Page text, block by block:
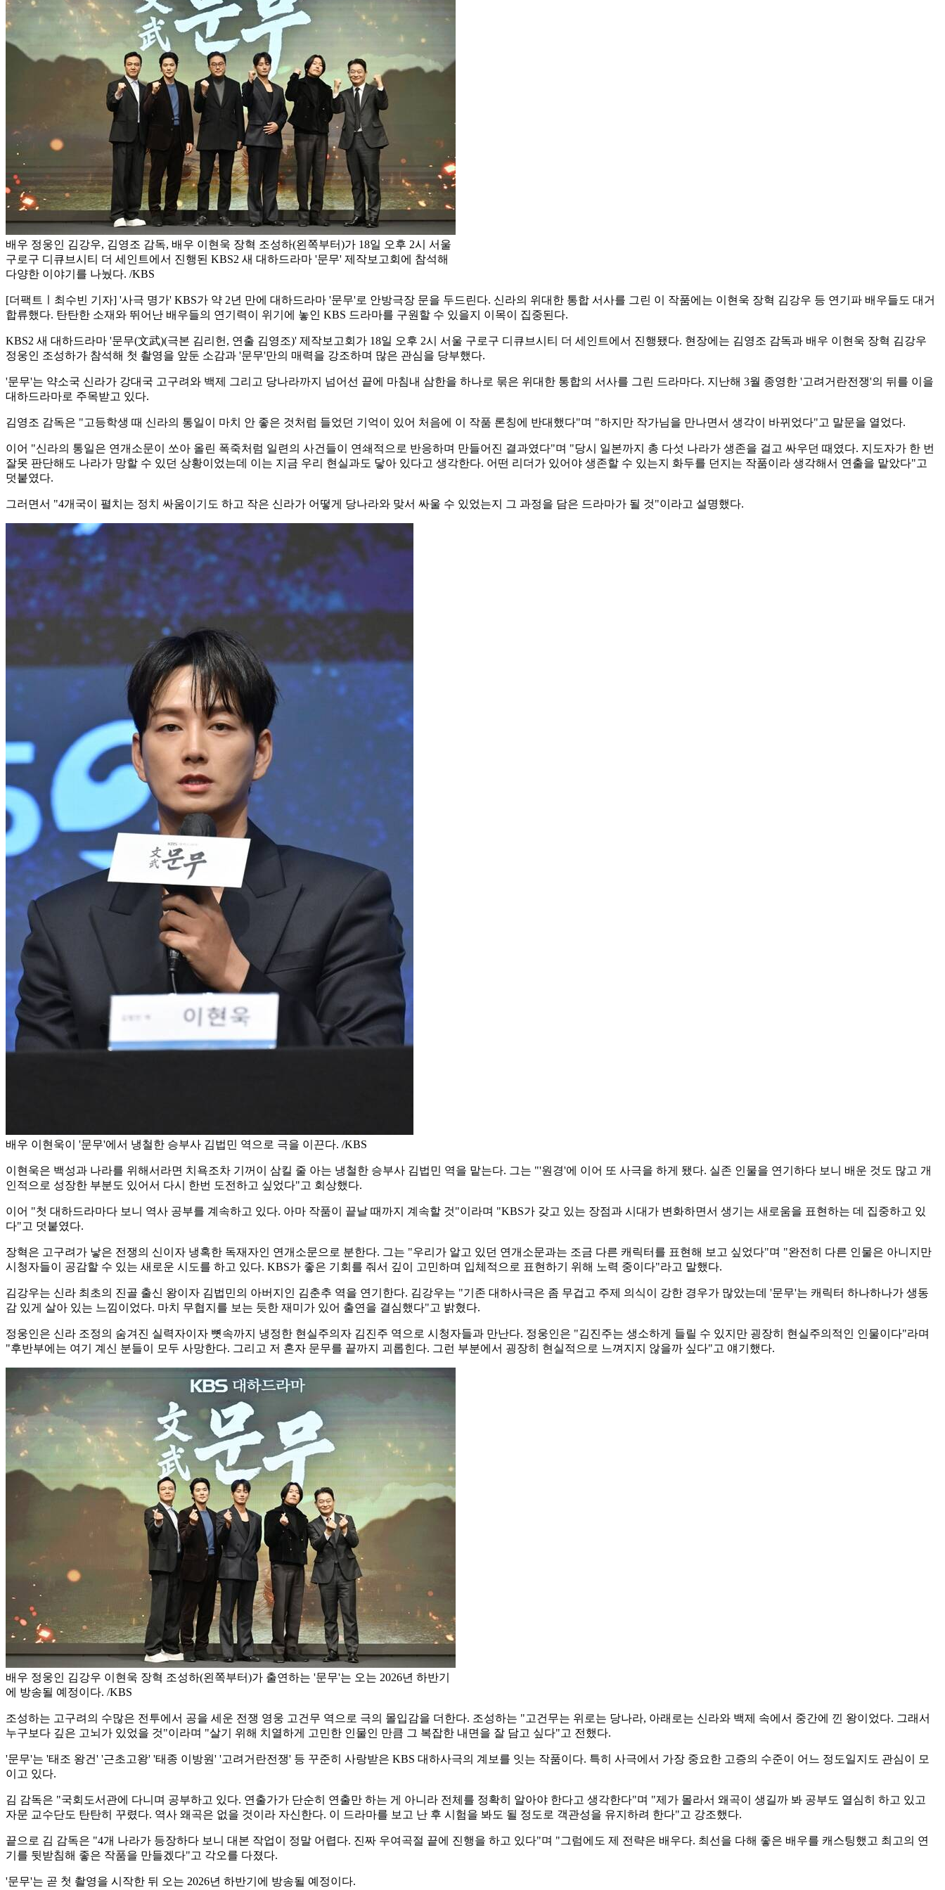
배우 정웅인 김강우, 김영조 감독, 배우 이현욱 장혁 조성하(왼쪽부터)가 18일 오후 2시 서울
구로구 디큐브시티 더 세인트에서 진행된 KBS2 새 대하드라마 '문무' 제작보고회에 참석해
다양한 이야기를 나눴다. /KBS
[더팩트ㅣ최수빈 기자] '사극 명가' KBS가 약 2년 만에 대하드라마 '문무'로 안방극장 문을 두드린다. 신라의 위대한 통합 서사를 그린 이 작품에는 이현욱 장혁 김강우 등 연기파 배우들도 대거
합류했다. 탄탄한 소재와 뛰어난 배우들의 연기력이 위기에 놓인 KBS 드라마를 구원할 수 있을지 이목이 집중된다.
KBS2 새 대하드라마 '문무(文武)(극본 김리헌, 연출 김영조)' 제작보고회가 18일 오후 2시 서울 구로구 디큐브시티 더 세인트에서 진행됐다. 현장에는 김영조 감독과 배우 이현욱 장혁 김강우
정웅인 조성하가 참석해 첫 촬영을 앞둔 소감과 '문무'만의 매력을 강조하며 많은 관심을 당부했다.
'문무'는 약소국 신라가 강대국 고구려와 백제 그리고 당나라까지 넘어선 끝에 마침내 삼한을 하나로 묶은 위대한 통합의 서사를 그린 드라마다. 지난해 3월 종영한 '고려거란전쟁'의 뒤를 이을
대하드라마로 주목받고 있다.
김영조 감독은 "고등학생 때 신라의 통일이 마치 안 좋은 것처럼 들었던 기억이 있어 처음에 이 작품 론칭에 반대했다"며 "하지만 작가님을 만나면서 생각이 바뀌었다"고 말문을 열었다.
이어 "신라의 통일은 연개소문이 쏘아 올린 폭죽처럼 일련의 사건들이 연쇄적으로 반응하며 만들어진 결과였다"며 "당시 일본까지 총 다섯 나라가 생존을 걸고 싸우던 때였다. 지도자가 한 번
잘못 판단해도 나라가 망할 수 있던 상황이었는데 이는 지금 우리 현실과도 닿아 있다고 생각한다. 어떤 리더가 있어야 생존할 수 있는지 화두를 던지는 작품이라 생각해서 연출을 맡았다"고
덧붙였다.
그러면서 "4개국이 펼치는 정치 싸움이기도 하고 작은 신라가 어떻게 당나라와 맞서 싸울 수 있었는지 그 과정을 담은 드라마가 될 것"이라고 설명했다.
배우 이현욱이 '문무'에서 냉철한 승부사 김법민 역으로 극을 이끈다. /KBS
이현욱은 백성과 나라를 위해서라면 치욕조차 기꺼이 삼킬 줄 아는 냉철한 승부사 김법민 역을 맡는다. 그는 "'원경'에 이어 또 사극을 하게 됐다. 실존 인물을 연기하다 보니 배운 것도 많고 개
인적으로 성장한 부분도 있어서 다시 한번 도전하고 싶었다"고 회상했다.
이어 "첫 대하드라마다 보니 역사 공부를 계속하고 있다. 아마 작품이 끝날 때까지 계속할 것"이라며 "KBS가 갖고 있는 장점과 시대가 변화하면서 생기는 새로움을 표현하는 데 집중하고 있
다"고 덧붙였다.
장혁은 고구려가 낳은 전쟁의 신이자 냉혹한 독재자인 연개소문으로 분한다. 그는 "우리가 알고 있던 연개소문과는 조금 다른 캐릭터를 표현해 보고 싶었다"며 "완전히 다른 인물은 아니지만
시청자들이 공감할 수 있는 새로운 시도를 하고 있다. KBS가 좋은 기회를 줘서 깊이 고민하며 입체적으로 표현하기 위해 노력 중이다"라고 말했다.
김강우는 신라 최초의 진골 출신 왕이자 김법민의 아버지인 김춘추 역을 연기한다. 김강우는 "기존 대하사극은 좀 무겁고 주제 의식이 강한 경우가 많았는데 '문무'는 캐릭터 하나하나가 생동
감 있게 살아 있는 느낌이었다. 마치 무협지를 보는 듯한 재미가 있어 출연을 결심했다"고 밝혔다.
정웅인은 신라 조정의 숨겨진 실력자이자 뼛속까지 냉정한 현실주의자 김진주 역으로 시청자들과 만난다. 정웅인은 "김진주는 생소하게 들릴 수 있지만 굉장히 현실주의적인 인물이다"라며
"후반부에는 여기 계신 분들이 모두 사망한다. 그리고 저 혼자 문무를 끝까지 괴롭힌다. 그런 부분에서 굉장히 현실적으로 느껴지지 않을까 싶다"고 얘기했다.
배우 정웅인 김강우 이현욱 장혁 조성하(왼쪽부터)가 출연하는 '문무'는 오는 2026년 하반기
에 방송될 예정이다. /KBS
조성하는 고구려의 수많은 전투에서 공을 세운 전쟁 영웅 고건무 역으로 극의 몰입감을 더한다. 조성하는 "고건무는 위로는 당나라, 아래로는 신라와 백제 속에서 중간에 낀 왕이었다. 그래서
누구보다 깊은 고뇌가 있었을 것"이라며 "살기 위해 치열하게 고민한 인물인 만큼 그 복잡한 내면을 잘 담고 싶다"고 전했다.
'문무'는 '태조 왕건' '근초고왕' '태종 이방원' '고려거란전쟁' 등 꾸준히 사랑받은 KBS 대하사극의 계보를 잇는 작품이다. 특히 사극에서 가장 중요한 고증의 수준이 어느 정도일지도 관심이 모
이고 있다.
김 감독은 "국회도서관에 다니며 공부하고 있다. 연출가가 단순히 연출만 하는 게 아니라 전체를 정확히 알아야 한다고 생각한다"며 "제가 몰라서 왜곡이 생길까 봐 공부도 열심히 하고 있고
자문 교수단도 탄탄히 꾸렸다. 역사 왜곡은 없을 것이라 자신한다. 이 드라마를 보고 난 후 시험을 봐도 될 정도로 객관성을 유지하려 한다"고 강조했다.
끝으로 김 감독은 "4개 나라가 등장하다 보니 대본 작업이 정말 어렵다. 진짜 우여곡절 끝에 진행을 하고 있다"며 "그럼에도 제 전략은 배우다. 최선을 다해 좋은 배우를 캐스팅했고 최고의 연
기를 뒷받침해 좋은 작품을 만들겠다"고 각오를 다졌다.
'문무'는 곧 첫 촬영을 시작한 뒤 오는 2026년 하반기에 방송될 예정이다.